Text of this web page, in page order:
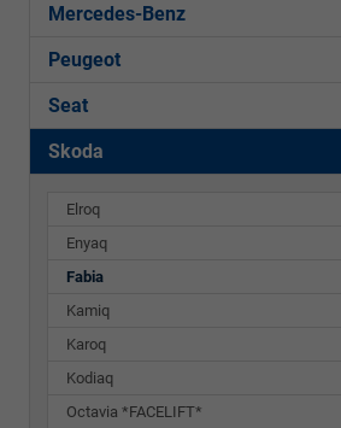
Mercedes-Benz
Peugeot
Seat
Skoda
Elroq
Enyaq
Fabia
Kamiq
Karoq
Kodiaq
Octavia *FACELIFT*